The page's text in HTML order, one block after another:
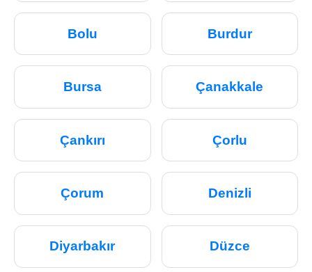
Bolu Burdur
Bursa Çanakkale
Çankırı Çorlu
Çorum Denizli
Diyarbakır Düzce